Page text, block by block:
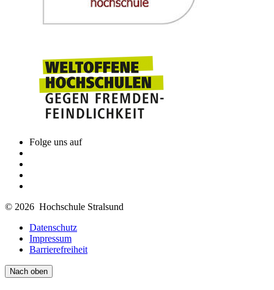
Weitere Informationen zu Spring School finden Sie
Folge uns auf
© 2026 Hochschule Stralsund
Datenschutz
Impressum
Barrierefreiheit
Nach oben